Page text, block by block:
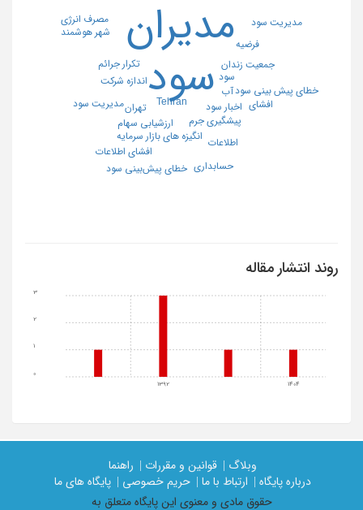
سود
مدیران
Tehran
اخبار سود
ارزشیابی سهام
اندازه شرکت
انگیزه های بازار سرمایه
پیشگیری جرم
تهران
تکرار جرائم جمعیت زندان
خطای پیش بینی سود
سود
مدیریت سود
آب
اطلاعات
افشای
افشای اطلاعات
حسابداری
خطای پیش‌بینی سود
شهر هوشمند
فرضیه
مدیریت سود مصرف انرژی
روند انتشار مقاله
1392 1404
0
1
2
3
وبلاگ | قوانین و مقررات |
راهنما
درباره پایگاه |
ارتباط با ما | حریم خصوصی |
پایگاه های ما
حقوق مادی و معنوی اين پايگاه متعلق به